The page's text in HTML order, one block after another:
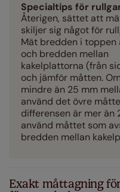
Specialtips för
Återigen, sättet att
skiljer sig något för
Mät bredden i toppen
och bredden mellan
kakelplattorna (från
och jämför måtten.
mindre än 25 mm
använd det övre
differensen är mer än
använd måttet som
bredden mellan
Exakt måttagning